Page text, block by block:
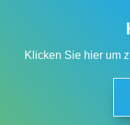
Klicken Sie hier um